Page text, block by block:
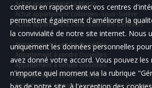
Achat appartement La Muraz
Achat appartement Collonges-sous-Salève
Achat appartement Saint-Julien-en-Genevois
Appartement à vendre Cruseilles
Appartement à vendre Cruseilles
Appartement à vendre Cruseilles
Appartement à vendre Annecy
Appartement à vendre Saint-Julien-en-Genevois
contenu en rapport avec vos centres
permettent également d'améliorer la
la convivialité de notre site internet. Nous
uniquement les données personnelles
avez donné votre accord. Vous pouvez les
n'importe quel moment via la rubrique